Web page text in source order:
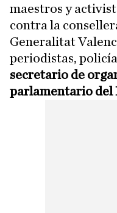
maestros y
contra la
Generalitat
periodistas,
secretario de
parlamentario del